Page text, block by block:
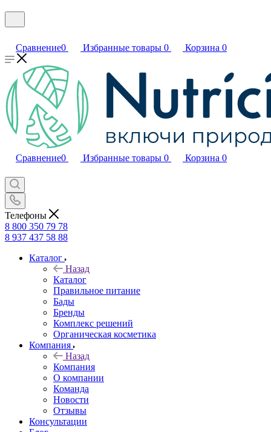
Сравнение0 Избранные товары 0 Корзина 0
Сравнение0 Избранные товары 0 Корзина 0
Телефоны
8 800 350 79 78
8 937 437 58 88
Каталог
Назад
Каталог
Правильное питание
Бады
Бренды
Комплекс решений
Органическая косметика
Компания
Назад
Компания
О компании
Команда
Новости
Отзывы
Консультации